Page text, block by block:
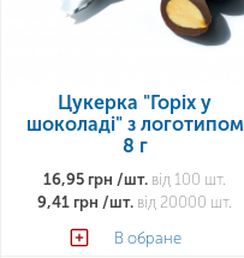
Цукерка "Горіх у
шоколаді" з логотипом
8 г
16,95 грн /шт. від 100 шт.
9,41 грн /шт. від 20000 шт.
В обране